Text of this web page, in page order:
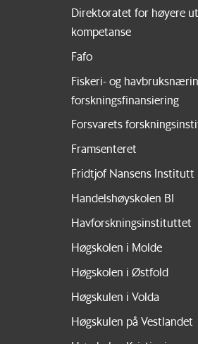
Direktoratet for høyere
kompetanse
Fafo
Fiskeri- og
forskningsfinansiering
Forsvarets
Framsenteret
Fridtjof Nansens Institutt
Handelshøyskolen BI
Havforskningsinstituttet
Høgskolen i Molde
Høgskolen i Østfold
Høgskulen i Volda
Høgskulen på Vestlandet